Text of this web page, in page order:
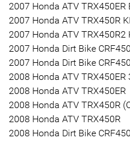
2007 Honda ATV TRX450ER
2007 Honda ATV TRX450R
2007 Honda ATV TRX450R2
2007 Honda Dirt Bike
2007 Honda Dirt Bike
2008 Honda ATV TRX450ER
2008 Honda ATV TRX450ER
2008 Honda ATV TRX450R
2008 Honda ATV TRX450R
2008 Honda Dirt Bike